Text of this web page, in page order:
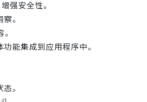
强安全性。
。
能集成到应用程序中。
。